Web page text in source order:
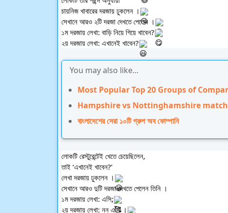
চায়নিজ খাবারের দরজায় ঢুকলেন ।
সেখানে আরও ২টি দরজা দেখতে পেলেন ।
১ম দরজায় লেখা: বাড়ি নিয়ে গিয়ে খাবেন?
২য় দরজায় লেখা: এখানেই খাবেন?
You may also like...
Most Popular Top 20 Groups of
Hampshire vs Nottinghamshire
বাংলাদেশের সেরা ১০টি গ্রুপ অব কোম্পানি
লোকটি রেস্টুরেন্টেই খেতে চেয়েছিলেন,
তাই ‘এখানেই খাবেন?’
লেখা দরজায় ঢুকলেন ।
সেখানে আরও দুটি দরজা দেখতে পেলেন তিনি ।
১ম দরজায় লেখা: এসি;
২য় দরজায় লেখা: নন এসি ।